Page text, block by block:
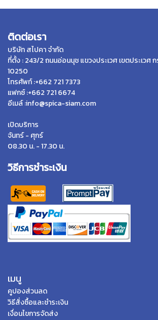
ติดต่อเรา
บริษัท สไปคา จำกัด
ที่ตั้ง : 243/2 ถนนอ่อนนุช แขวงประเวศ เขตประเวศ
10250
โทรศัพท์ :+662 721 7373
แฟกซ์ :+662 721 6674
อีเมล์ :info@spica-siam.com
เปิดบริการ
จันทร์ - ศุกร์
08.30 น. - 17.30 น.
วิธีการชำระเงิน
เมนู
คูปองส่วนลด
วิธีสั่งซื้อและชำระเงิน
เงื่อนไขการจัดส่ง